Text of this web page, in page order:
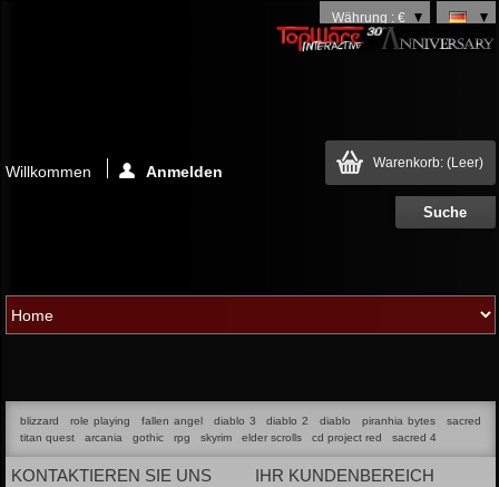
Währung : €
Warenkorb: (Leer)
Willkommen Anmelden
blizzard role playing fallen angel diablo 3 diablo 2 diablo piranhia bytes
sacred
titan quest
arcania gothic rpg skyrim elder scrolls cd project red sacred 4
KONTAKTIEREN SIE UNS IHR KUNDENBEREICH